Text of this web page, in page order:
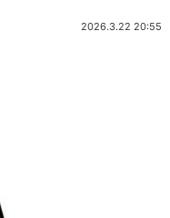
2026.3.22 20:55